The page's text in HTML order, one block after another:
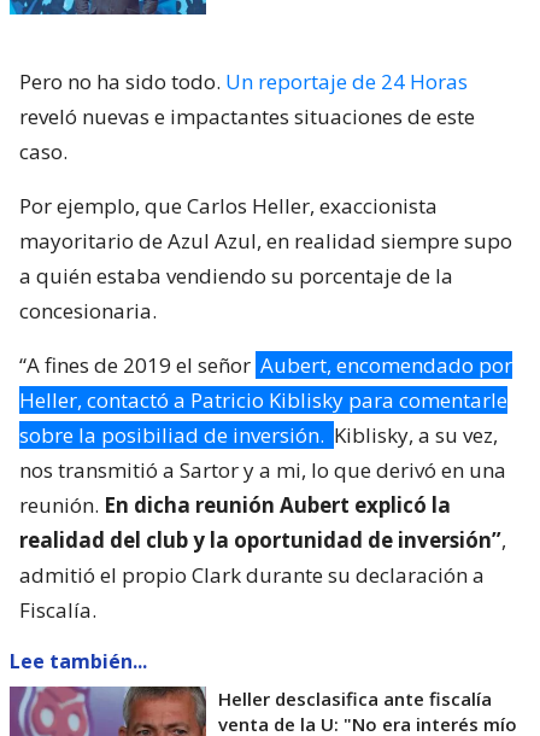
Pero no ha sido todo. Un reportaje de 24 Horas
reveló nuevas e impactantes situaciones de este
caso.
Por ejemplo, que Carlos Heller, exaccionista
mayoritario de Azul Azul, en realidad siempre supo
a quién estaba vendiendo su porcentaje de la
concesionaria.
“A fines de 2019 el señor Aubert, encomendado por
Heller, contactó a Patricio Kiblisky para comentarle
sobre la posibiliad de inversión. Kiblisky, a su vez,
nos transmitió a Sartor y a mi, lo que derivó en una
reunión. En dicha reunión Aubert explicó la
realidad del club y la oportunidad de inversión”,
admitió el propio Clark durante su declaración a
Fiscalía.
Lee también...
Heller desclasifica ante fiscalía
venta de la U: "No era interés mío